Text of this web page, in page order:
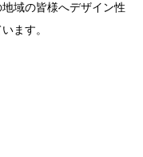
域の皆様へデザイン性
ます。